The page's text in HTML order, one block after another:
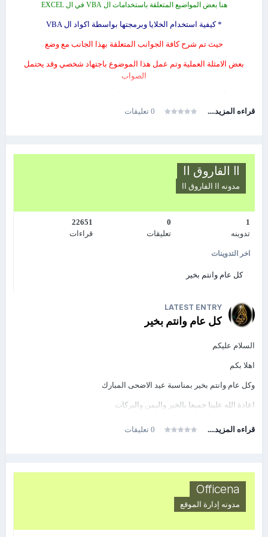
صدرت النسخة 3.2 والتي تضمنت العديد من المزايا
الجديدة، إضافة إلى تحسين الأداء.
هنا بعض المواضيع المتعلقة باستخدامات ال VBA في ال EXCEL
* كيفية استخدام الخلايا وبرمجتها بواسطة اكواد ال VBA
حيث تم شرح كافة الجوانب المتعلقة بهذا الجانب مع وضع
بعض الامثلة العملية وتم عمل هذا الموضوع باجتهاد شخصي وقد يحتمل
الصواب
اخطأت
شرح كيفية استخدام الخلايا في الاكسل عند استخدام ال VBA
قراءه المزيد.... 0 تعليقات
اا الفاروق اا
مدونه اا الفاروق اا
1
تدوينه
0
تعليقات
22651
قراءات
اخر التدوينات
كل عام وانتم بخير
LATEST ENTRY
كل عام وانتم بخير
السلام عليكم
اهلا بكم
وكل عام وانتم بخير بمناسبة عيد الاضحى المبارك
اعادة الله علينا جميعا بالخير واليمن والبركات
قراءه المزيد.... 0 تعليقات
Officena
مدونه إدارة الموقع